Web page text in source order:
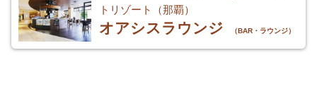
トリゾート（那覇）
オアシスラウンジ （BAR・ラウンジ）